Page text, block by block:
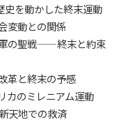
史を動かした終末運動
動との関係
の聖戦——終末と約束
革と終末の予感
カのミレニアム運動
地での救済